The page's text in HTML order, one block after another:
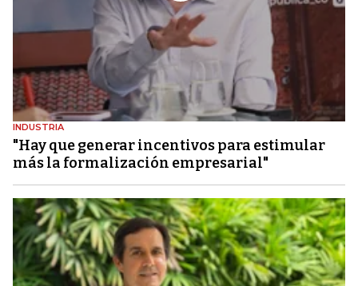
INDUSTRIA
"Hay que generar incentivos para estimular
más la formalización empresarial"